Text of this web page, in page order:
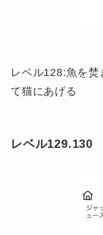
レベル128:魚を
て猫にあげる
レベル129.130